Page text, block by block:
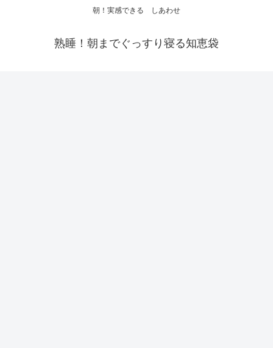
朝！実感できる しあわせ
熟睡！朝までぐっすり寝る知恵袋